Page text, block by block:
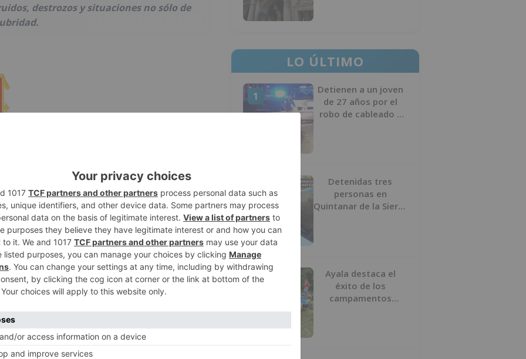
destrozos y situaciones no sólo de
el Ayuntamiento de Burgos la situación
en el asunto.
tener licencia especial cierra tarde, lo
por los clientes del establecimiento,
con todas las normas para ofrecer el
de vecinos considera que todo esto
Vadillos, a destrozarlo, porque afecta a
LO ÚLTIMO
1
Detienen a un joven
de 27 años por el
robo de cableado y
2
Detenidas tres
personas en
Quintanar de la Sierra
3
Ayala destaca el
éxito de los
campamentos